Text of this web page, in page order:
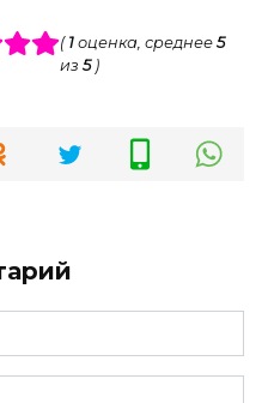
( 1оценка, среднее 5
из 5)